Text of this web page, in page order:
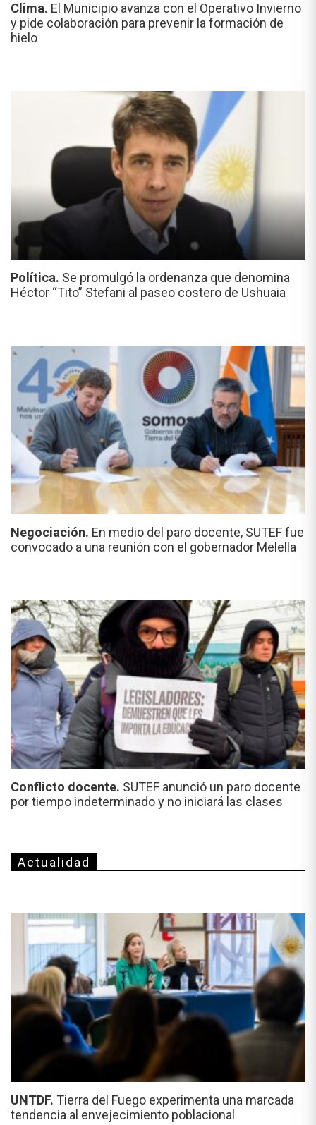
Clima. El Municipio avanza con el Operativo Invierno
y pide colaboración para prevenir la formación de
hielo
Política. Se promulgó la ordenanza que denomina
Héctor “Tito” Stefani al paseo costero de Ushuaia
Negociación. En medio del paro docente, SUTEF fue
convocado a una reunión con el gobernador Melella
Conflicto docente. SUTEF anunció un paro docente
por tiempo indeterminado y no iniciará las clases
Actualidad
UNTDF. Tierra del Fuego experimenta una marcada
tendencia al envejecimiento poblacional